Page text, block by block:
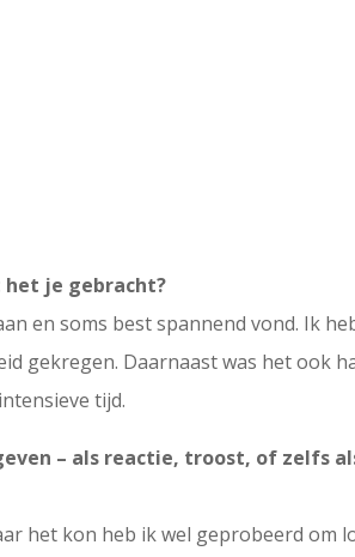
het je gebracht?
en soms best spannend vond. Ik
gekregen. Daarnaast was het ook
tijd.
– als reactie, troost, of zelfs
het kon heb ik wel geprobeerd om